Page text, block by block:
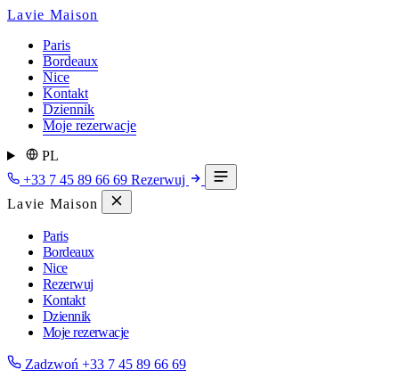
Lavie Maison
Paris
Bordeaux
Nice
Kontakt
Dziennik
Moje rezerwacje
PL
+33 7 45 89 66 69 Rezerwuj
Lavie Maison
Paris
Bordeaux
Nice
Rezerwuj
Kontakt
Dziennik
Moje rezerwacje
Zadzwoń +33 7 45 89 66 69